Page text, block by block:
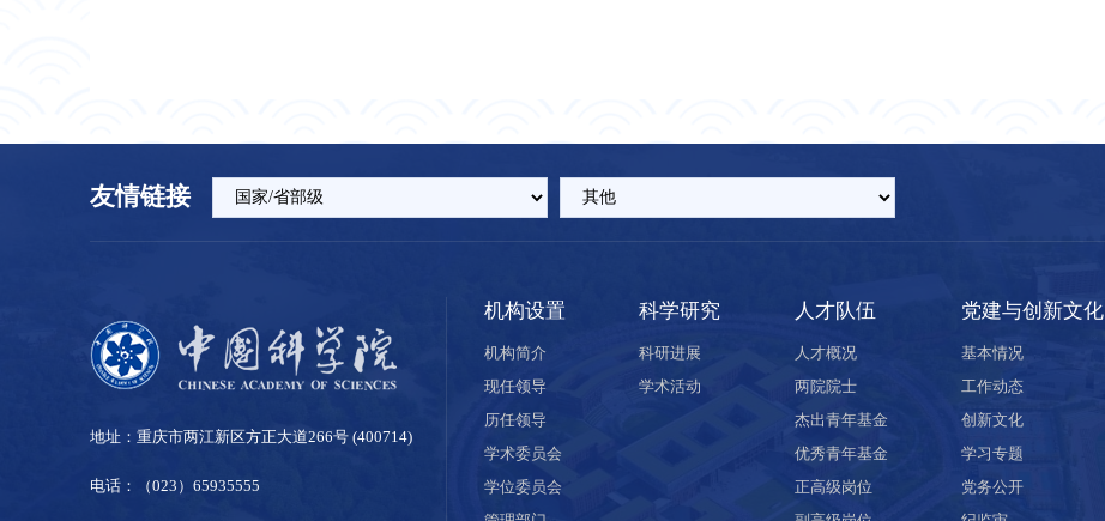
友情链接
地址：重庆市两江新区方正大道266号 (400714)
电话：（023）65935555
机构设置
机构简介
现任领导
历任领导
学术委员会
学位委员会
科学研究
科研进展
学术活动
人才队伍
人才概况
两院院士
杰出青年基金
优秀青年基金
正高级岗位
党建与创新文化
基本情况
工作动态
创新文化
学习专题
党务公开